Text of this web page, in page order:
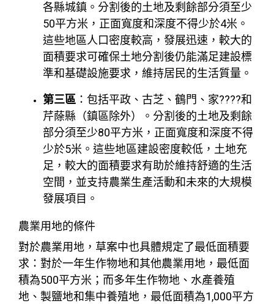
各縣城鎮。分割後的土地及剩餘部分須至少
50平方米，正面寬度和深度不得少於4米。
這些地區人口密度較高，發展迅速，較大的
面積要求可確保土地分割後仍能滿足建設標
準和基礎設施要求，維持居民的生活質量。
第三區 ：包括平政、古芝、鶴門、家????和
芹蒢縣（鎮區除外）。分割後的土地及剩餘
部分須至少80平方米，正面寬度和深度不得
少於5米。這些地區建設密度較低，土地充
足，較大的面積要求有助於維持舒適的生活
空間，並支持農業生產活動和未來的大規模
發展項目。
農業用地的條件
對於農業用地，草案中也具體規定了最低面積要
求：對於一年生作物地和其他農業用地，最低面
積為500平方米；而多年生作物地、水產養殖
地、製鹽地和集中養殖地，最低面積為1,000平方